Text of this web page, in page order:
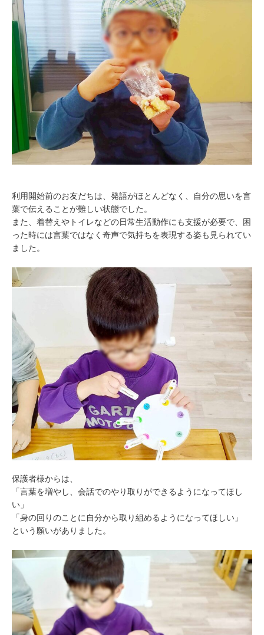
利用開始前のお友だちは、発語がほとんどなく、自分の思いを言
葉で伝えることが難しい状態でした。
また、着替えやトイレなどの日常生活動作にも支援が必要で、困
った時には言葉ではなく奇声で気持ちを表現する姿も見られてい
ました。
保護者様からは、
「言葉を増やし、会話でのやり取りができるようになってほし
い」
「身の回りのことに自分から取り組めるようになってほしい」
という願いがありました。